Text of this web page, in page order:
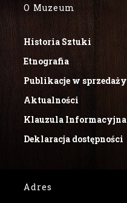
O Muzeum
Historia Sztuki
Etnografia
Publikacje w sprzedaży
Aktualności
Klauzula Informacyjna
Deklaracja dostępności
Adres